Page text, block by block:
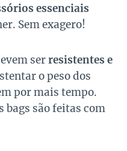
essenciais
Sem exagero!
serresistentes e
o peso dos
por mais tempo.
bags são feitas com